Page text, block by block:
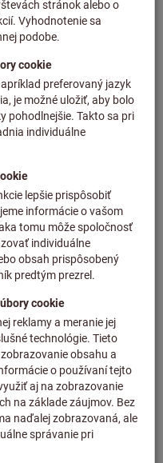
zákazníkov po
košíka
týždne
lehota a obmedzená rada:
priamo od výrobcu,
hlavného sortimentu, a
Informácie
Zdieľajte položku